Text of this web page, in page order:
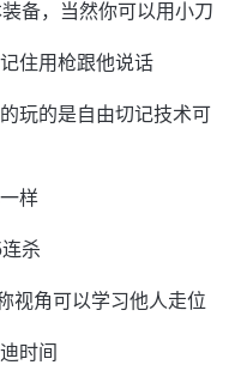
备，当然你可以用小刀
住用枪跟他说话
玩的是自由切记技术可
样
杀
视角可以学习他人走位
时间